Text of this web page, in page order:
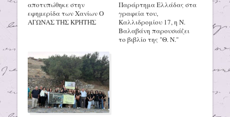
αποτυπώθηκε στην
εφημερίδα των Χανίων Ο
ΑΓΩΝΑΣ ΤΗΣ ΚΡΗΤΗΣ
Παράρτημα Ελλάδας στα
γραφεία του,
Καλλιδρομίου 17, η Ν.
Βαλαβάνη παρουσιάζει
το βιβλίο της "Θ. Ν."